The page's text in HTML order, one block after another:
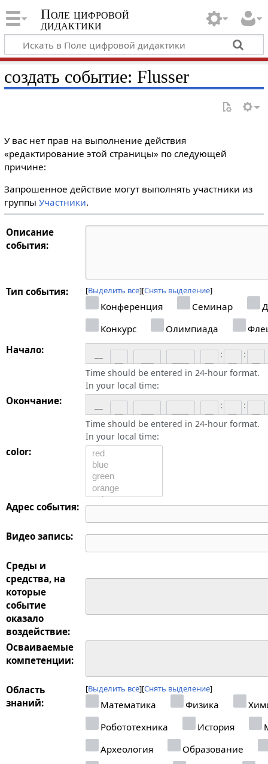
Поле цифровой
дидактики
создать событие: Flusser
У вас нет прав на выполнение действия
«редактирование этой страницы» по следующей
причине:
Запрошенное действие могут выполнять участники из
группы Участники.
Описание
события:
Тип события: Выделить все Снять выделение
Конференция Семинар
Конкурс
Олимпиада
Начало:
: :
Time should be entered in 24-hour format.
In your local time:
Окончание: : :
Time should be entered in 24-hour format.
In your local time:
color:
Адрес события:
Видео запись:
Среды и
средства, на
которые
событие
оказало
воздействие:
Осваиваемые
компетенции:
Область
знаний:
Выделить все Снять выделение
Математика Физика
Робототехника
История
Археология
Образование